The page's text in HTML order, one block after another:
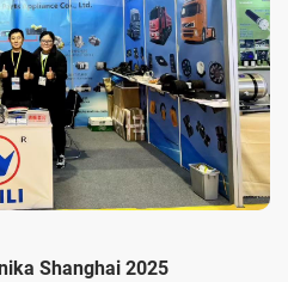
tempatan dan
mendalam.
Shanghai 2025